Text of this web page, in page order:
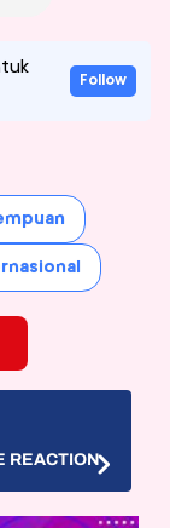
Follow
REACTION